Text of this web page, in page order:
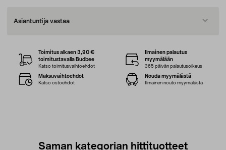
Asiantuntija vastaa
Toimitus alkaen 3,90 €
toimitustavalla Budbee
Katso toimitusvaihtoehdot
Ilmainen palautus
myymälään
365 päivän palautusoikeus
Maksuvaihtoehdot
Katso ostoehdot
Nouda myymälästä
Ilmainen nouto myymälästä
Saman kategorian hittituotteet